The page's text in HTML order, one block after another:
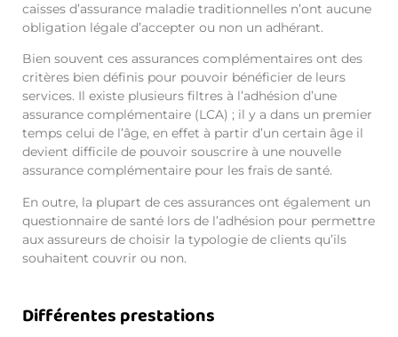
caisses d’assurance maladie traditionnelles n’ont aucune
obligation légale d’accepter ou non un adhérant.
Bien souvent ces assurances complémentaires ont des
critères bien définis pour pouvoir bénéficier de leurs
services. Il existe plusieurs filtres à l’adhésion d’une
assurance complémentaire (LCA) ; il y a dans un premier
temps celui de l’âge, en effet à partir d’un certain âge il
devient difficile de pouvoir souscrire à une nouvelle
assurance complémentaire pour les frais de santé.
En outre, la plupart de ces assurances ont également un
questionnaire de santé lors de l’adhésion pour permettre
aux assureurs de choisir la typologie de clients qu’ils
souhaitent couvrir ou non.
Différentes prestations